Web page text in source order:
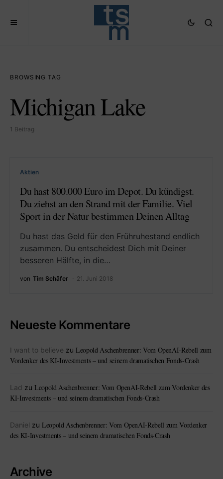
BROWSING TAG
Michigan Lake
1 Beitrag
Aktien
Du hast 800.000 Euro im Depot. Du kündigst.
Du ziehst an den Strand mit der Familie. Viel
Sport in der Natur bestimmen Deinen Alltag
Du hast das Geld für den Frühruhestand endlich
zusammen. Du entscheidest Dich mit Deiner
besseren Hälfte, in die…
von Tim Schäfer 21. Juni 2018
Neueste Kommentare
I want to believe zu Leopold Aschenbrenner: Vom OpenAI-Rebell zum
Vordenker des KI-Investments – und seinem dramatischen Fonds-Crash
Lad zu Leopold Aschenbrenner: Vom OpenAI-Rebell zum Vordenker des
KI-Investments – und seinem dramatischen Fonds-Crash
Daniel zu Leopold Aschenbrenner: Vom OpenAI-Rebell zum Vordenker
des KI-Investments – und seinem dramatischen Fonds-Crash
Archive